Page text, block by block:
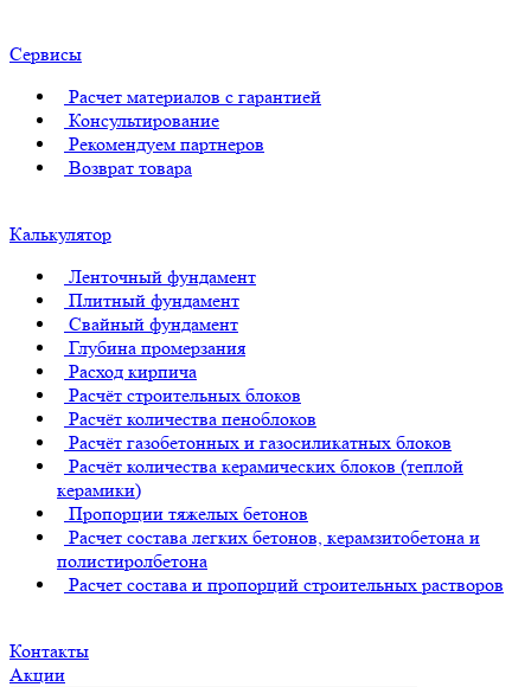
Сервисы
Расчет материалов с гарантией
Консультирование
Рекомендуем партнеров
Возврат товара
Калькулятор
Ленточный фундамент
Плитный фундамент
Свайный фундамент
Глубина промерзания
Расход кирпича
Расчёт строительных блоков
Расчёт количества пеноблоков
Расчёт газобетонных и газосиликатных блоков
Расчёт количества керамических блоков (теплой
керамики)
Пропорции тяжелых бетонов
Расчет состава легких бетонов, керамзитобетона и
полистиролбетона
Расчет состава и пропорций строительных растворов
Контакты
Акции